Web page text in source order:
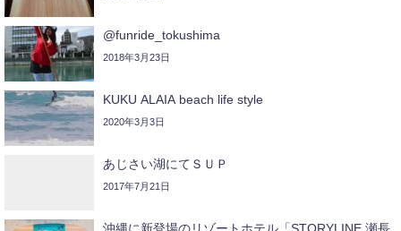
@funride_tokushima
2018年3月23日
KUKU ALAIA beach life style
2020年3月3日
あじさい湖にてＳＵＰ
2017年7月21日
沖縄に新登場のリゾートホテル「STORYLINE 瀬長